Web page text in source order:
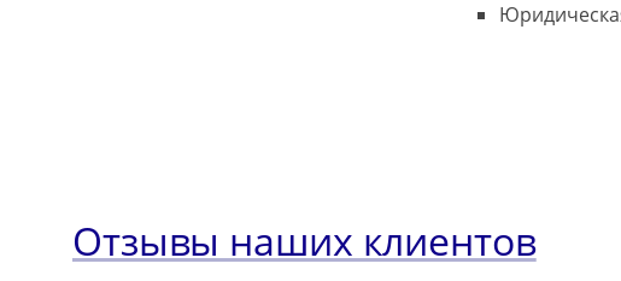
Отзывы наших клиентов